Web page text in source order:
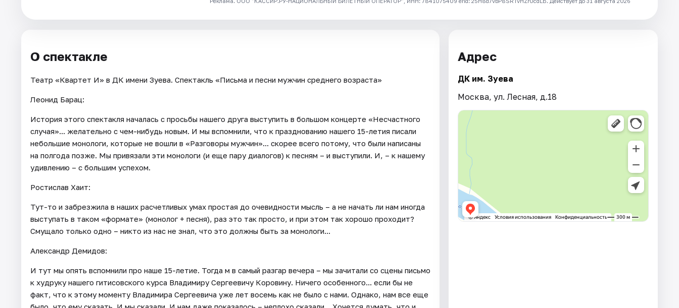
О спектакле
Театр «Квартет И» в ДК имени Зуева. Спектакль «Письма и песни мужчин среднего возраста»
Леонид Барац:
История этого спектакля началась с просьбы нашего друга выступить в большом концерте «Несчастного
случая»... желательно с чем-нибудь новым. И мы вспомнили, что к празднованию нашего 15-летия писали
небольшие монологи, которые не вошли в «Разговоры мужчин»... скорее всего потому, что были написаны
на полгода позже. Мы привязали эти монологи (и еще пару диалогов) к песням – и выступили. И, – к нашему
удивлению – с большим успехом.
Ростислав Хаит:
Тут-то и забрезжила в наших расчетливых умах простая до очевидности мысль – а не начать ли нам иногда
выступать в таком «формате» (монолог + песня), раз это так просто, и при этом так хорошо проходит?
Смущало только одно – никто из нас не знал, что это должны быть за монологи...
Александр Демидов:
И тут мы опять вспомнили про наше 15-летие. Тогда м в самый разгар вечера – мы зачитали со сцены письмо
к худруку нашего гитисовского курса Владимиру Сергеевичу Коровину. Ничего особенного... если бы не
факт, что к этому моменту Владимира Сергеевича уже лет восемь как не было с нами. Однако, нам все еще
Адрес
ДК им. Зуева
Москва, ул. Лесная, д.18